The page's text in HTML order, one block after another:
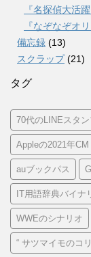
『名探偵大活躍
『なぞなぞオ
備忘録 (13)
スクラップ(21)
タグ
70代のLINEスタ
Appleの2021年
auブックパス
IT用語辞典バイナ
WWEのシナリオ
“ サツマイモのコ